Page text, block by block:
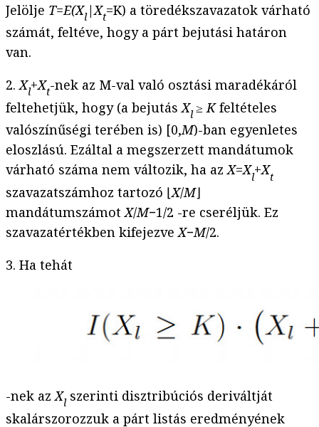
Jelölje T=E(Xl|Xt=K) a töredékszavazatok várható
számát, feltéve, hogy a párt bejutási határon
van.
2.Xl+Xt-nek az M-val való osztási maradékáról
feltehetjük, hogy (a bejutásXl≥Kfeltételes
valószínűségi terében is) [0,M)-ban egyenletes
eloszlású. Ezáltal a megszerzett mandátumok
várható száma nem változik, ha azX=Xl+Xt
szavazatszámhoz tartozó ⌊X/M⌋
mandátumszámotX/M−1/2 -re cseréljük. Ez
szavazatértékben kifejezveX−M/2.
3. Ha tehát
-nek azXlszerinti disztribúciós deriváltját
skalárszorozzuk a párt listás eredményének